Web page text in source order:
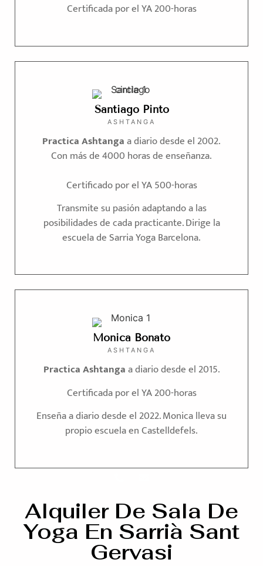
Certificada por el YA 200-horas
Santiago Pinto
ASHTANGA
Practica Ashtangaa diario desde el 2002.
Con más de 4000 horas de enseñanza.
Certificado por el YA 500-horas
Transmite su pasión adaptando a las
posibilidades de cada practicante. Dirige la
escuela de Sarria Yoga Barcelona.
Monica Bonato
ASHTANGA
Practica Ashtangaa diario desde el 2015.
Certificada por el YA 200-horas
Enseña a diario desde el 2022. Monica lleva su
propio escuela en Castelldefels.
Alquiler De Sala De
Yoga En Sarrià Sant
Gervasi